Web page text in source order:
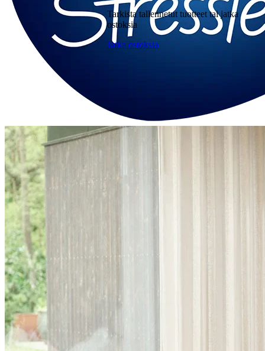
Tarkista tallennetut tuotteet tai jatka
ostoksia
Jatka ostoksia